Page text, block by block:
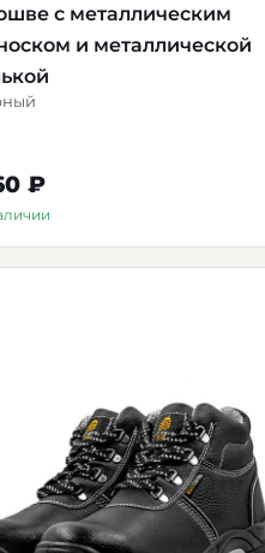
с металлическим
и металлической
₽